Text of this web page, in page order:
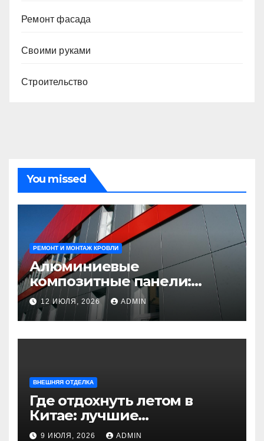
Ремонт фасада
Своими руками
Строительство
You missed
РЕМОНТ И МОНТАЖ КРОВЛИ
Алюминиевые
композитные панели:
универсальное решение
для современного
строительства и дизайна
12 ИЮЛЯ, 2026 ADMIN
ВНЕШНЯЯ ОТДЕЛКА
Где отдохнуть летом в
Китае: лучшие
направления для
9 ИЮЛЯ, 2026 ADMIN